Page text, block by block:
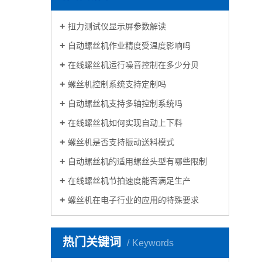
扭力测试仪显示屏参数解读
自动螺丝机作业精度受温度影响吗
在线螺丝机运行噪音控制在多少分贝
螺丝机控制系统支持定制吗
自动螺丝机支持多轴控制系统吗
在线螺丝机如何实现自动上下料
螺丝机是否支持振动送料模式
自动螺丝机的适用螺丝头型有哪些限制
在线螺丝机节拍速度能否满足生产
螺丝机在电子行业的应用的特殊要求
热门关键词 Keywords